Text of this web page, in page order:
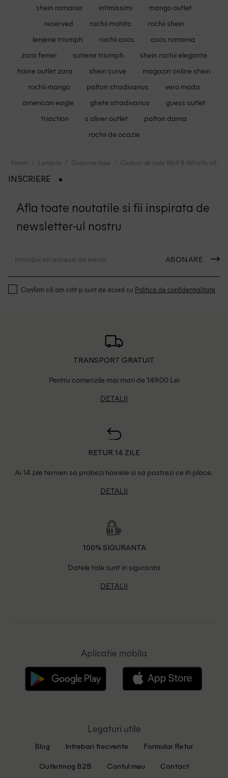
shein romania intimissimi
mango outlet
reserved
rochii mohito
rochii shein
lenjerie triumph
rochii asos
asos romania
zara femei
sutiene triumph
shein rochii elegante
haine outlet zara
shein curve
magazin online shein
rochii mango
palton stradivarius
vero moda
american eagle
ghete stradivarius
guess outlet
triaction
s oliver outlet
palton dama
rochii de ocazie
Femei Lenjerie Costume baie Costum de baie Wolf & Whistle,
INSCRIERE
Afla toate noutatile si fii inspirata de
newsletter-ul nostru
ABONARE
Confirm că am citit și sunt de acord cu Politica de confidentialitate
TRANSPORT GRATUIT
Pentru comenzile mai mari de 149.00 Lei
DETALII
RETUR 14 ZILE
Ai 14 zile termen sa probezi hainele si sa pastrezi ce iti place.
DETALII
100% SIGURANTA
Datele tale sunt in siguranta
DETALII
Aplicatie mobila
Legaturi utile
Blog Intrebari frecvente Formular Retur
Outletmag B2B Contul meu Contact